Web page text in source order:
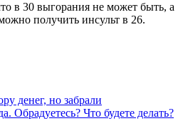
в 30 выгорания не может быть, а
получить инсульт в 26.
денег, но забрали
Обрадуетесь? Что будете делать?